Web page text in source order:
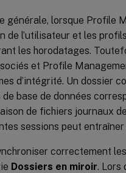
générale, lorsque Profile
de l’utilisateur et les
les horodatages.
et Profile
d’intégrité. Un dossier
base de données
de fichiers journaux
sessions peut
correctement
Dossiers en miroir. Lors